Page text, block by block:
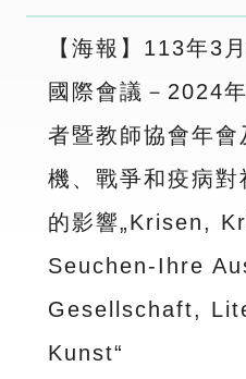
【海報】113年3
國際會議－2024
者暨教師協會年
機、戰爭和疫病
的影響„Krisen,
Seuchen-Ihre
Gesellschaft,
Kunst“